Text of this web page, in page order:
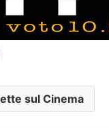
sul Cinema